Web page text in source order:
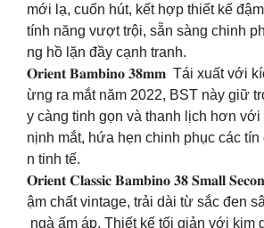
mới lạ, cuốn hút, kết hợp thiết kế
tính năng vượt trội, sẵn sàng chinh
ng hồ lặn đầy cạnh tranh.
𝐎𝐫𝐢𝐞𝐧𝐭 𝐁𝐚𝐦𝐛𝐢𝐧𝐨 𝟑𝟖𝐦𝐦 Tái xuất với
ừng ra mắt năm 2022, BST này giữ
y càng tinh gọn và thanh lịch hơn
nịnh mắt, hứa hẹn chinh phục các
n tinh tế.
𝐎𝐫𝐢𝐞𝐧𝐭 𝐂𝐥𝐚𝐬𝐬𝐢𝐜 𝐁𝐚𝐦𝐛𝐢𝐧𝐨 𝟑𝟖 𝐒𝐦𝐚𝐥𝐥
ậm chất vintage, trải dài từ sắc đen
ngà ấm áp. Thiết kế tối giản với kim